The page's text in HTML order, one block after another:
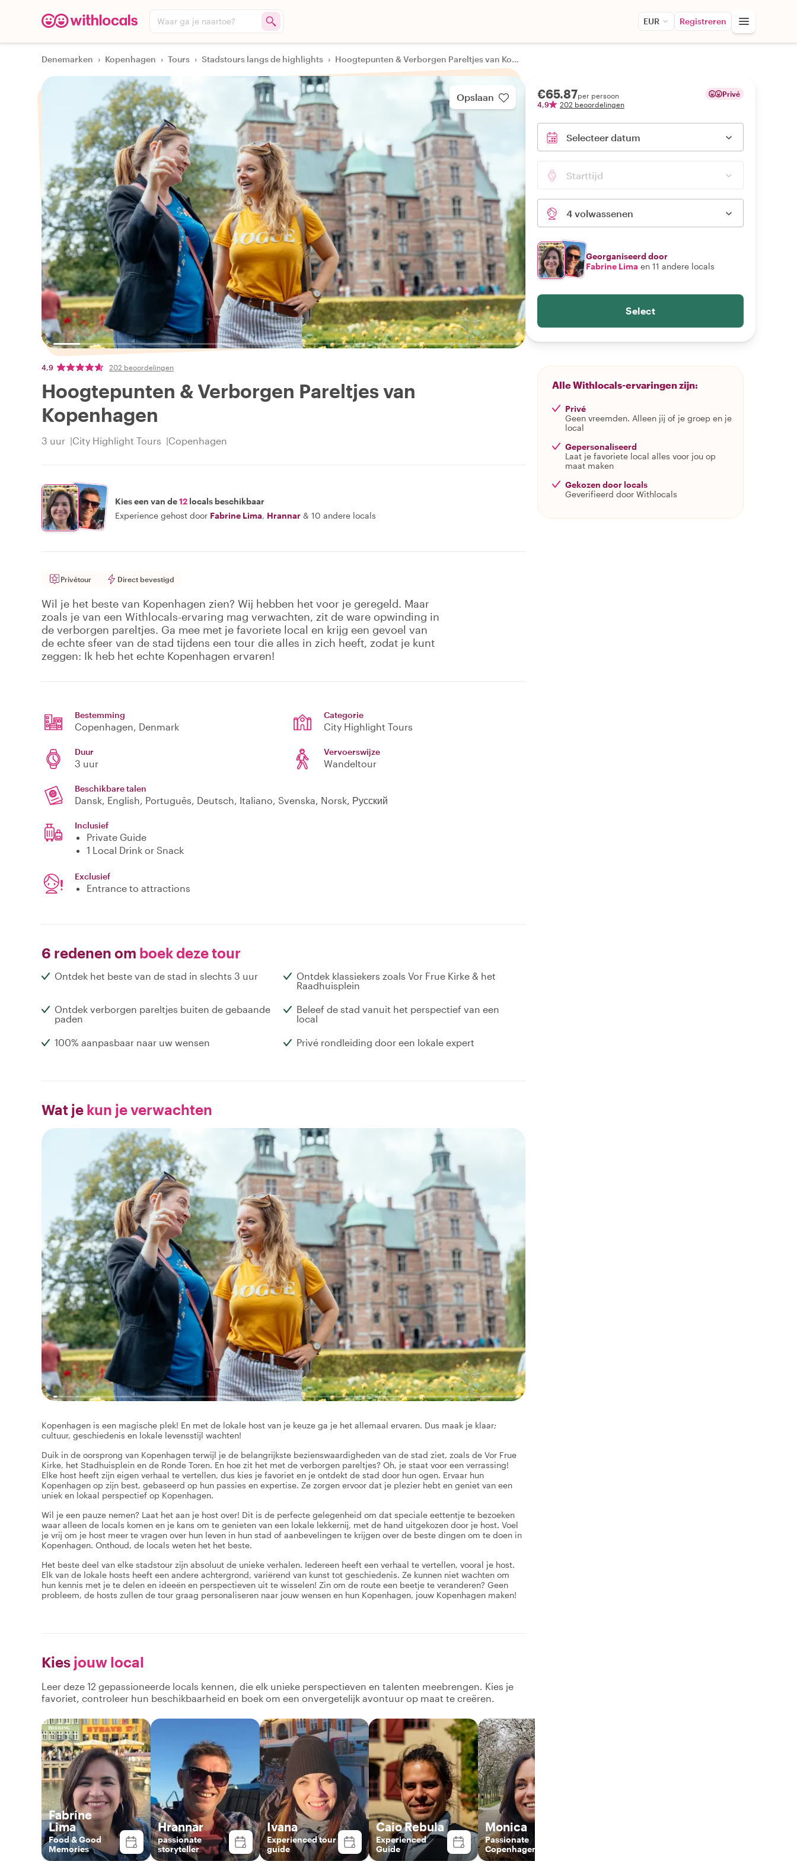
Waar ga je naartoe? EUR Registreren
Denemarken › Kopenhagen › Tours › Stadstours langs de highlights › Hoogtepunten & Verborgen Pareltjes van Kopenhagen
Opslaan
4,9 202 beoordelingen
Hoogtepunten & Verborgen Pareltjes van
Kopenhagen
3 uur City Highlight Tours Copenhagen
Kies een van de12 locals beschikbaar
Experience gehost door Fabrine Lima, Hrannar & 10 andere locals
Privétour Direct bevestigd
Wil je het beste van Kopenhagen zien? Wij hebben het voor je geregeld. Maar
zoals je van een Withlocals-ervaring mag verwachten, zit de ware opwinding in
de verborgen pareltjes. Ga mee met je favoriete local en krijg een gevoel van
de echte sfeer van de stad tijdens een tour die alles in zich heeft, zodat je kunt
zeggen: Ik heb het echte Kopenhagen ervaren!
Bestemming
Copenhagen, Denmark
Categorie
City Highlight Tours
Duur
3 uur
Vervoerswijze
Wandeltour
Beschikbare talen
Dansk, English, Português, Deutsch, Italiano, Svenska, Norsk, Русский
Inclusief
Private Guide
1 Local Drink or Snack
Exclusief
Entrance to attractions
6 redenen om boek deze tour
Ontdek het beste van de stad in slechts 3 uur
Ontdek klassiekers zoals Vor Frue Kirke & het
Raadhuisplein
Ontdek verborgen pareltjes buiten de gebaande
paden
Beleef de stad vanuit het perspectief van een
local
100% aanpasbaar naar uw wensen Privé rondleiding door een lokale expert
Wat je kun je verwachten
Kopenhagen is een magische plek! En met de lokale host van je keuze ga je het allemaal ervaren. Dus maak je klaar;
cultuur, geschiedenis en lokale levensstijl wachten!
Duik in de oorsprong van Kopenhagen terwijl je de belangrijkste bezienswaardigheden van de stad ziet, zoals de Vor Frue
Kirke, het Stadhuisplein en de Ronde Toren. En hoe zit het met de verborgen pareltjes? Oh, je staat voor een verrassing!
Elke host heeft zijn eigen verhaal te vertellen, dus kies je favoriet en je ontdekt de stad door hun ogen. Ervaar hun
Kopenhagen op zijn best, gebaseerd op hun passies en expertise. Ze zorgen ervoor dat je plezier hebt en geniet van een
uniek en lokaal perspectief op Kopenhagen.
Wil je een pauze nemen? Laat het aan je host over! Dit is de perfecte gelegenheid om dat speciale eettentje te bezoeken
waar alleen de locals komen en je kans om te genieten van een lokale lekkernij, met de hand uitgekozen door je host. Voel
je vrij om je host meer te vragen over hun leven in hun stad of aanbevelingen te krijgen over de beste dingen om te doen in
Kopenhagen. Onthoud, de locals weten het het beste.
Het beste deel van elke stadstour zijn absoluut de unieke verhalen. Iedereen heeft een verhaal te vertellen, vooral je host.
Elk van de lokale hosts heeft een andere achtergrond, variërend van kunst tot geschiedenis. Ze kunnen niet wachten om
hun kennis met je te delen en ideeën en perspectieven uit te wisselen! Zin om de route een beetje te veranderen? Geen
probleem, de hosts zullen de tour graag personaliseren naar jouw wensen en hun Kopenhagen, jouw Kopenhagen maken!
Kies jouw local
Leer deze 12 gepassioneerde locals kennen, die elk unieke perspectieven en talenten meebrengen. Kies je
favoriet, controleer hun beschikbaarheid en boek om een onvergetelijk avontuur op maat te creëren.
Fabrine
Lima
Food & Good
Memories
Hrannar
passionate
storyteller
Ivana
Experienced tour
guide
Caio Rebula
Experienced
Guide
Monica
Passionate
Copenhagen
Guide – Discover
€65.87per persoon
4,9
202 beoordelingen
Privé
Selecteer datum
Starttijd
4 volwassenen
Georganiseerd door
Fabrine Lima en 11 andere locals
Select
Alle Withlocals-ervaringen zijn:
Privé
Geen vreemden. Alleen jij of je groep en je
local
Gepersonaliseerd
Laat je favoriete local alles voor jou op
maat maken
Gekozen door locals
Geverifieerd door Withlocals